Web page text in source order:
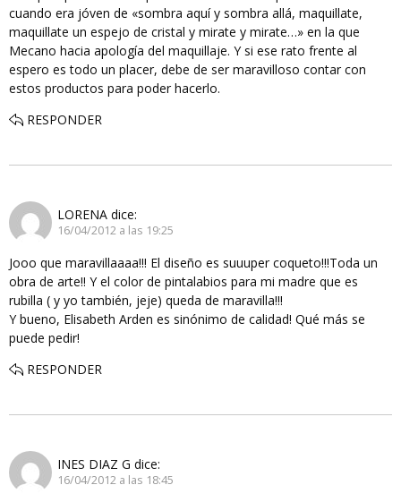
cuando era jóven de «sombra aquí y sombra allá, maquillate,
maquillate un espejo de cristal y mirate y mirate…» en la que
Mecano hacia apología del maquillaje. Y si ese rato frente al
espero es todo un placer, debe de ser maravilloso contar con
estos productos para poder hacerlo.
RESPONDER
LORENA dice:
16/04/2012 a las 19:25
Jooo que maravillaaaa!!! El diseño es suuuper coqueto!!!Toda un
obra de arte!! Y el color de pintalabios para mi madre que es
rubilla ( y yo también, jeje) queda de maravilla!!!
Y bueno, Elisabeth Arden es sinónimo de calidad! Qué más se
puede pedir!
RESPONDER
INES DIAZ G dice:
16/04/2012 a las 18:45